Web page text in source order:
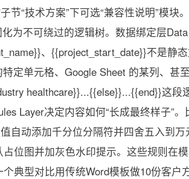
节“技术方案”下可选“兼容性说明”模
为不可绕过的逻辑树。数据绑定层
、{{project_start_date}}不是静
定单元格、Google Sheet 的某列、甚
healthcare}}...{{else}}...{{end}}这
Layer决定内容如何“长成最终样子”
自动添加千分位分隔符并四舍五入到
占位图并加灰色水印提示。这些规则在
典型对比用传统Word模板做10份客